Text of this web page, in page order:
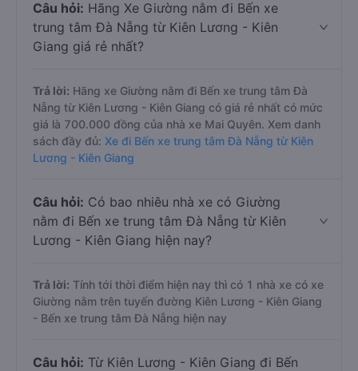
Câu hỏi: Hãng Xe Giường nằm đi Bến xe
trung tâm Đà Nẵng từ Kiên Lương - Kiên
Giang giá rẻ nhất?
Trả lời: Hãng xe Giường nằm đi Bến xe trung tâm Đà
Nẵng từ Kiên Lương - Kiên Giang có giá rẻ nhất có mức
giá là 700.000 đồng của nhà xe Mai Quyên. Xem danh
sách đầy đủ: Xe đi Bến xe trung tâm Đà Nẵng từ Kiên
Lương - Kiên Giang
Câu hỏi: Có bao nhiêu nhà xe có Giường
nằm đi Bến xe trung tâm Đà Nẵng từ Kiên
Lương - Kiên Giang hiện nay?
Trả lời: Tính tới thời điểm hiện nay thì có 1 nhà xe có xe
Giường nằm trên tuyến đường Kiên Lương - Kiên Giang
- Bến xe trung tâm Đà Nẵng hiện nay
Câu hỏi: Từ Kiên Lương - Kiên Giang đi Bến